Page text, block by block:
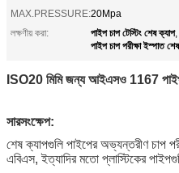
MAX.PRESSURE:20Mpa
লক্ষণীয় করা:
পাইপ চাপ টেস্টিং শেষ ক্যাপ,
পাইপ চাপ পরীক্ষা ইস্পাত
ISO20 মিমি জন্য আইএসও 1167 পাইপ
সারসংক্ষেপ:
শেষ ক্যাপগুলি পাইপের অভ্যন্তরীণ চাপ
এবিএস, ইত্যাদির মতো প্লাস্টিকের